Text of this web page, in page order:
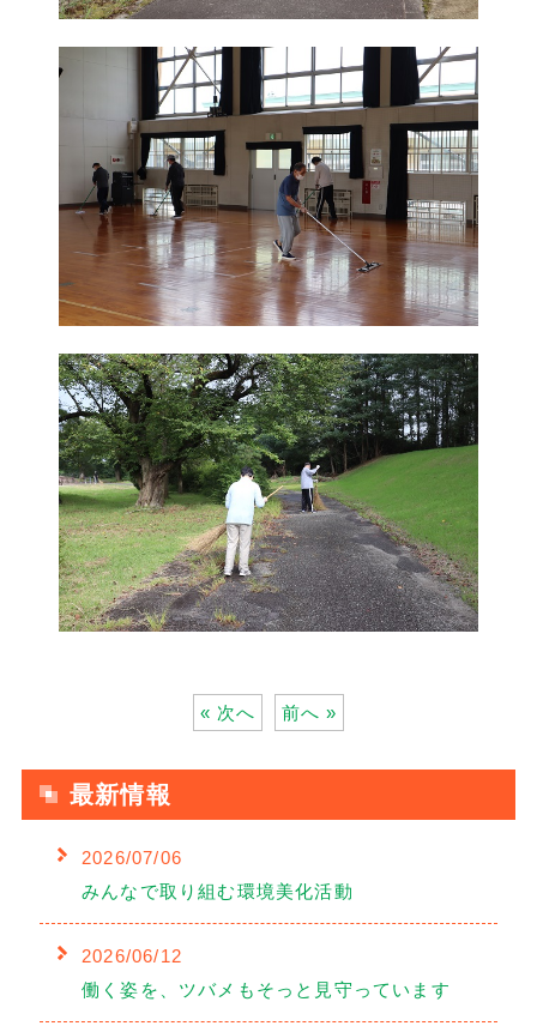
« 次へ 前へ »
最新情報
2026/07/06
みんなで取り組む環境美化活動
2026/06/12
働く姿を、ツバメもそっと見守っています